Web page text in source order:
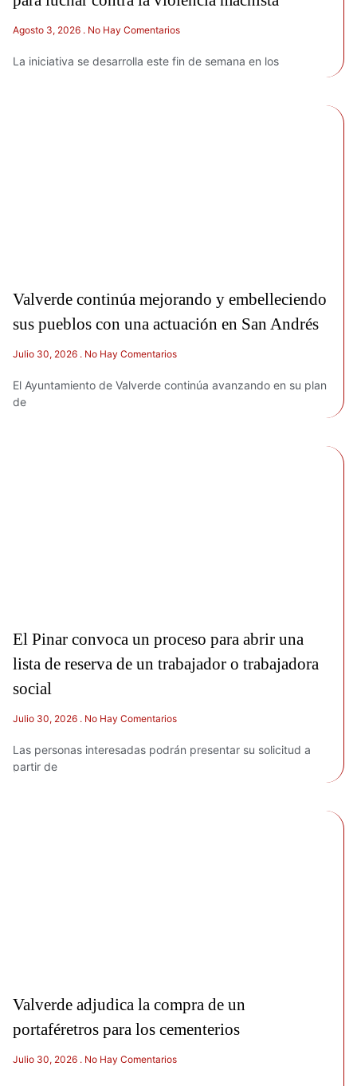
Agosto 3, 2026 No Hay Comentarios
La iniciativa se desarrolla este fin de semana en los
Valverde continúa mejorando y embelleciendo
sus pueblos con una actuación en San Andrés
Julio 30, 2026 No Hay Comentarios
El Ayuntamiento de Valverde continúa avanzando en su plan
de
El Pinar convoca un proceso para abrir una
lista de reserva de un trabajador o trabajadora
social
Julio 30, 2026 No Hay Comentarios
Las personas interesadas podrán presentar su solicitud a
partir de
Valverde adjudica la compra de un
portaféretros para los cementerios
Julio 30, 2026 No Hay Comentarios